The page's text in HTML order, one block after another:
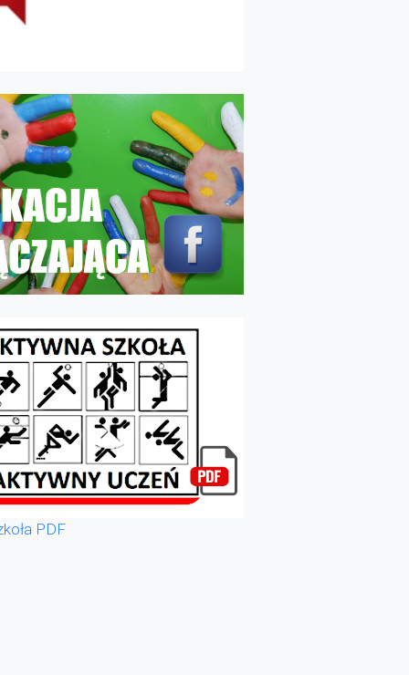
PDF